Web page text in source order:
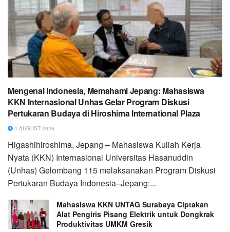
Mengenal Indonesia, Memahami Jepang: Mahasiswa
KKN Internasional Unhas Gelar Program Diskusi
Pertukaran Budaya di Hiroshima International Plaza
4 AUGUST 2026
Higashihiroshima, Jepang – Mahasiswa Kuliah Kerja
Nyata (KKN) Internasional Universitas Hasanuddin
(Unhas) Gelombang 115 melaksanakan Program Diskusi
Pertukaran Budaya Indonesia–Jepang:...
Mahasiswa KKN UNTAG Surabaya Ciptakan
Alat Pengiris Pisang Elektrik untuk Dongkrak
Produktivitas UMKM Gresik